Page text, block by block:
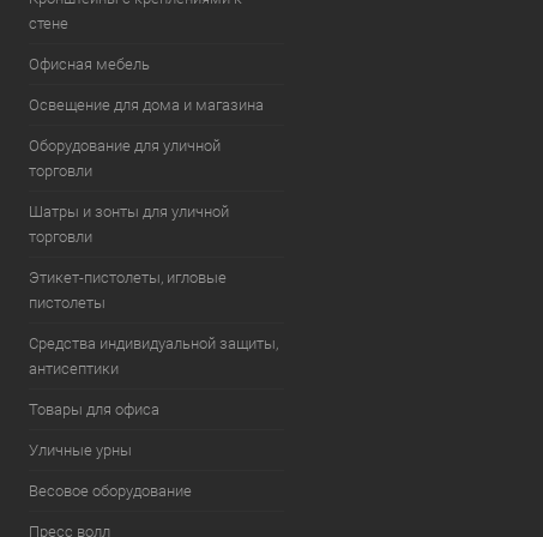
стене
Офисная мебель
Освещение для дома и магазина
Оборудование для уличной
торговли
Шатры и зонты для уличной
торговли
Этикет-пистолеты, игловые
пистолеты
Средства индивидуальной защиты,
антисептики
Товары для офиса
Уличные урны
Весовое оборудование
Пресс волл